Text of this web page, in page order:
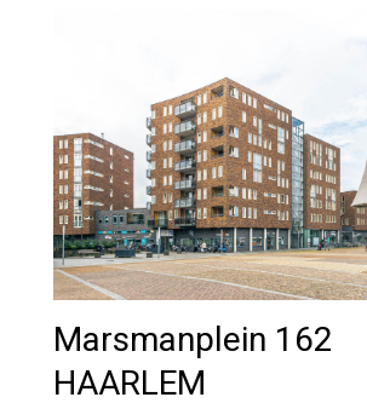
Marsmanplein 162
HAARLEM